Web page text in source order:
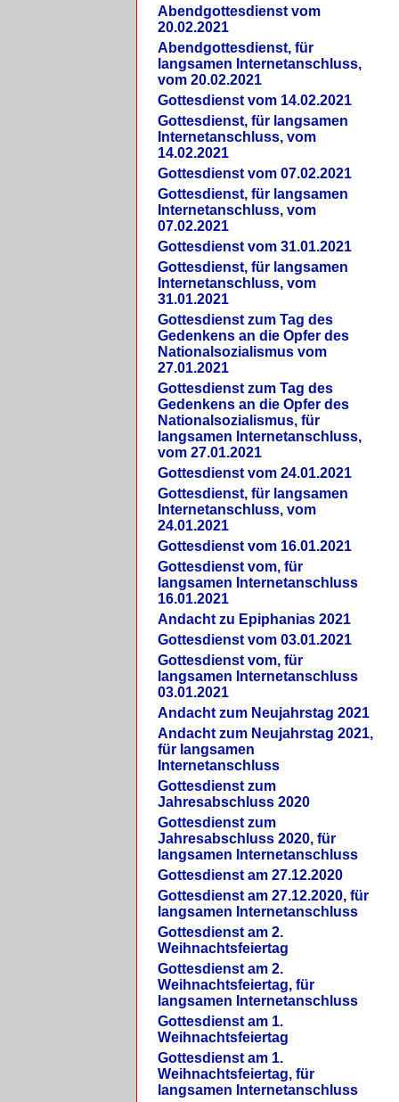
Abendgottesdienst vom
20.02.2021
Abendgottesdienst, für
langsamen Internetanschluss,
vom 20.02.2021
Gottesdienst vom 14.02.2021
Gottesdienst, für langsamen
Internetanschluss, vom
14.02.2021
Gottesdienst vom 07.02.2021
Gottesdienst, für langsamen
Internetanschluss, vom
07.02.2021
Gottesdienst vom 31.01.2021
Gottesdienst, für langsamen
Internetanschluss, vom
31.01.2021
Gottesdienst zum Tag des
Gedenkens an die Opfer des
Nationalsozialismus vom
27.01.2021
Gottesdienst zum Tag des
Gedenkens an die Opfer des
Nationalsozialismus, für
langsamen Internetanschluss,
vom 27.01.2021
Gottesdienst vom 24.01.2021
Gottesdienst, für langsamen
Internetanschluss, vom
24.01.2021
Gottesdienst vom 16.01.2021
Gottesdienst vom, für
langsamen Internetanschluss
16.01.2021
Andacht zu Epiphanias 2021
Gottesdienst vom 03.01.2021
Gottesdienst vom, für
langsamen Internetanschluss
03.01.2021
Andacht zum Neujahrstag 2021
Andacht zum Neujahrstag 2021,
für langsamen
Internetanschluss
Gottesdienst zum
Jahresabschluss 2020
Gottesdienst zum
Jahresabschluss 2020, für
langsamen Internetanschluss
Gottesdienst am 27.12.2020
Gottesdienst am 27.12.2020, für
langsamen Internetanschluss
Gottesdienst am 2.
Weihnachtsfeiertag
Gottesdienst am 2.
Weihnachtsfeiertag, für
langsamen Internetanschluss
Gottesdienst am 1.
Weihnachtsfeiertag
Gottesdienst am 1.
Weihnachtsfeiertag, für
langsamen Internetanschluss